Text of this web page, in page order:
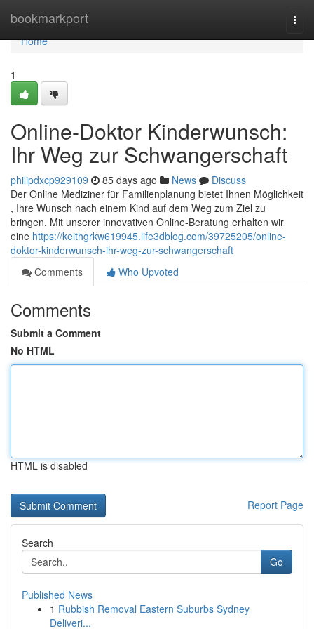
bookmarkport
Home
Home
1
Online-Doktor Kinderwunsch:
Ihr Weg zur Schwangerschaft
philipdxcp929109 85 days ago News
Discuss
Der Online Mediziner für Familienplanung bietet Ihnen Möglichkeit
, Ihre Wunsch nach einem Kind auf dem Weg zum Ziel zu
bringen. Mit unserer innovativen Online-Beratung erhalten wir
eine https://keithgrkw619945.life3dblog.com/39725205/online-
doktor-kinderwunsch-ihr-weg-zur-schwangerschaft
Comments
Who Upvoted
Comments
Submit a Comment
No HTML
HTML is disabled
Report Page
Search
Go
Published News
1 Rubbish Removal Eastern Suburbs Sydney
Deliveri...